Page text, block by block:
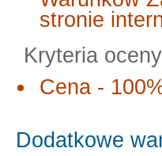
stronie
Kryteria
Cena -
Dodatkowe